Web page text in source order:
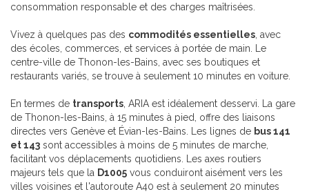
consommation responsable et des charges maîtrisées.
Vivez à quelques pas des commodités essentielles, avec
des écoles, commerces, et services à portée de main. Le
centre-ville de Thonon-les-Bains, avec ses boutiques et
restaurants variés, se trouve à seulement 10 minutes en voiture.
En termes de transports, ARIA est idéalement desservi. La gare
de Thonon-les-Bains, à 15 minutes à pied, offre des liaisons
directes vers Genève et Évian-les-Bains. Les lignes de bus 141
et 143 sont accessibles à moins de 5 minutes de marche,
facilitant vos déplacements quotidiens. Les axes routiers
majeurs tels que la D1005 vous conduiront aisément vers les
villes voisines et l'autoroute A40 est à seulement 20 minutes